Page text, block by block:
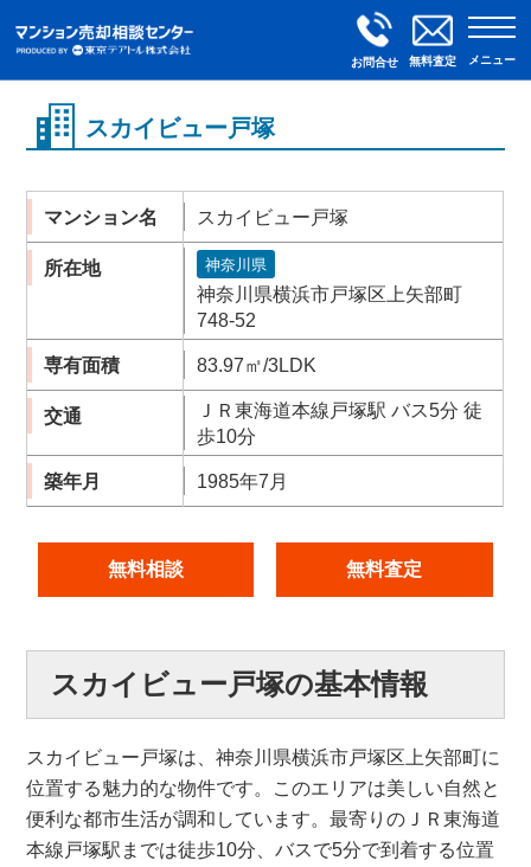
お問合せ 無料査定 メニュー
スカイビュー戸塚
マンション名 スカイビュー戸塚
所在地 神奈川県
神奈川県横浜市戸塚区上矢部町
748-52
専有面積 83.97㎡/3LDK
交通
ＪＲ東海道本線戸塚駅 バス5分 徒
歩10分
築年月 1985年7月
無料相談 無料査定
スカイビュー戸塚の基本情報
スカイビュー戸塚は、神奈川県横浜市戸塚区上矢部町に
位置する魅力的な物件です。このエリアは美しい自然と
便利な都市生活が調和しています。最寄りのＪＲ東海道
本線戸塚駅までは徒歩10分、バスで5分で到着する位置